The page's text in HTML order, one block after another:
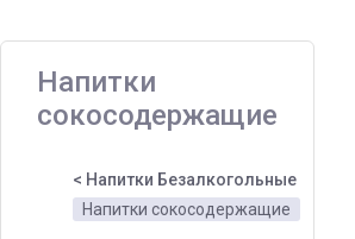
Напитки
сокосодержащие
< Напитки Безалкогольные
Напитки сокосодержащие